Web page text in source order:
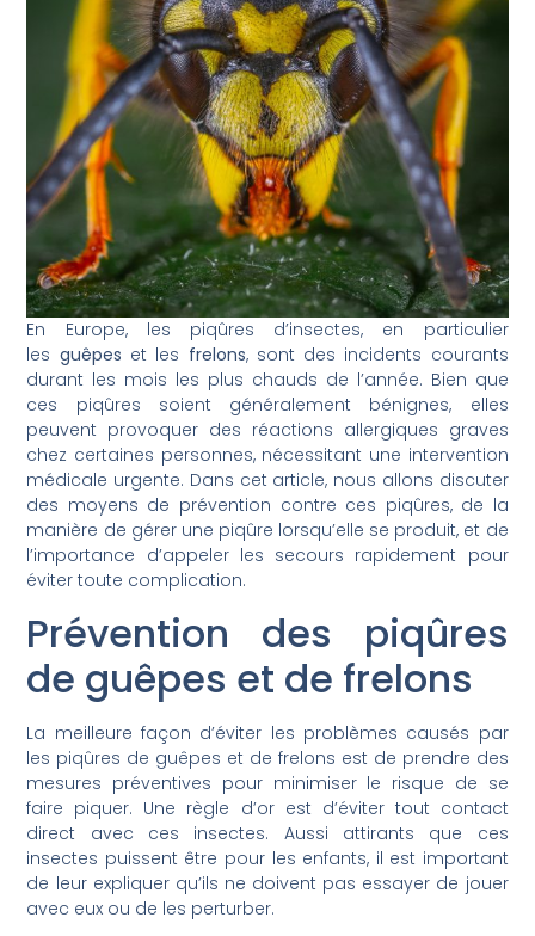
En Europe, les piqûres d’insectes, en particulier
les guêpes et les frelons, sont des incidents courants
durant les mois les plus chauds de l’année. Bien que
ces piqûres soient généralement bénignes, elles
peuvent provoquer des réactions allergiques graves
chez certaines personnes, nécessitant une intervention
médicale urgente. Dans cet article, nous allons discuter
des moyens de prévention contre ces piqûres, de la
manière de gérer une piqûre lorsqu’elle se produit, et de
l’importance d’appeler les secours rapidement pour
éviter toute complication.
Prévention des piqûres
de guêpes et de frelons
La meilleure façon d’éviter les problèmes causés par
les piqûres de guêpes et de frelons est de prendre des
mesures préventives pour minimiser le risque de se
faire piquer. Une règle d’or est d’éviter tout contact
direct avec ces insectes. Aussi attirants que ces
insectes puissent être pour les enfants, il est important
de leur expliquer qu’ils ne doivent pas essayer de jouer
avec eux ou de les perturber.